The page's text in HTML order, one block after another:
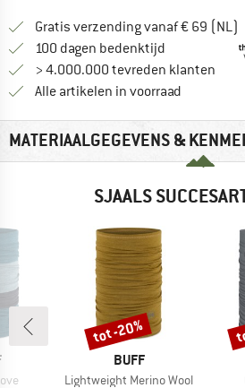
Gratis verzending vanaf € 69 (NL)
100 dagen bedenktijd Vind de
> 4.000.000 tevreden klanten
Alle artikelen in voorraad
MATERIAALGEGEVENS &
SJAALS
MERK
BUFF
Artikel
Lightweight Merino Wool
Korting
tot -20%